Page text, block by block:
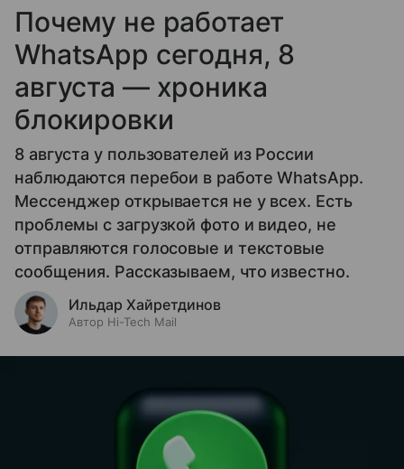
Почему не работает
WhatsApp сегодня, 8
августа — хроника
блокировки
8 августа у пользователей из России
наблюдаются перебои в работе WhatsApp.
Мессенджер открывается не у всех. Есть
проблемы с загрузкой фото и видео, не
отправляются голосовые и текстовые
сообщения. Рассказываем, что известно.
Ильдар Хайретдинов
Автор Hi-Tech Mail